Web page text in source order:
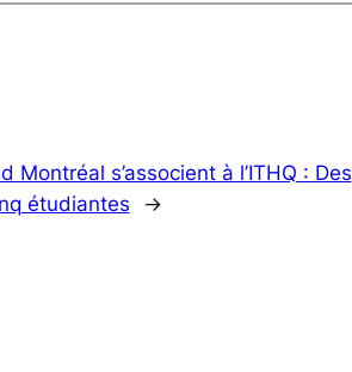
s’associent à l’ITHQ : Des
étudiantes
→